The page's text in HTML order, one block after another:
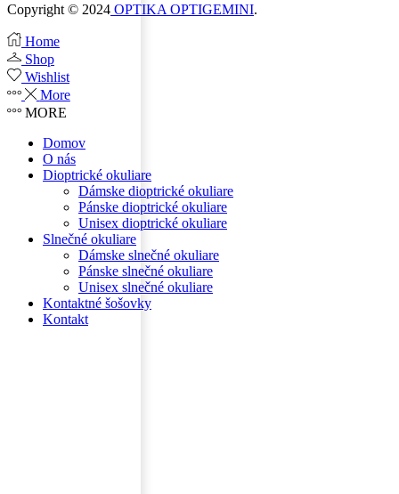
Copyright © 2024 OPTIKA OPTIGEMINI.
Home
Shop
Wishlist
More
MORE
Domov
O nás
Dioptrické okuliare
Dámske dioptrické okuliare
Pánske dioptrické okuliare
Unisex dioptrické okuliare
Slnečné okuliare
Dámske slnečné okuliare
Pánske slnečné okuliare
Unisex slnečné okuliare
Kontaktné šošovky
Kontakt